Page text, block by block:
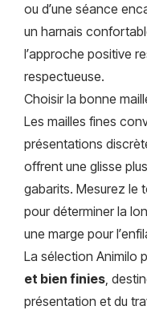
ou d’une séance
un harnais
l’approche positive
respectueuse.
Choisir la bonne
Les mailles fines
présentations
offrent une glisse
gabarits. Mesurez le
pour déterminer la
une marge pour
La sélection Animilo
et bien finies,
présentation et du